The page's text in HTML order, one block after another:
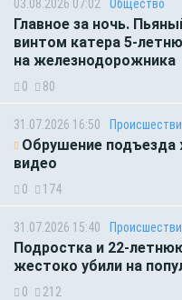
03.08.2026 07:02 Общество
Главное за ночь.
винтом катера 5-
на железнодорожника
0 80
31.07.2026 16:50
Обрушение подъезда
видео
0 174
31.07.2026 15:40
Подростка и 22-
жестоко убили на
0 212